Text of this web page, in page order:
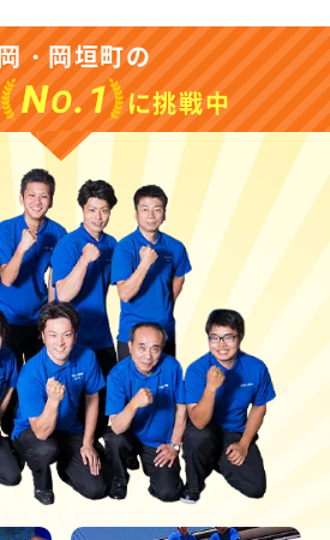
・岡垣町の
NO.1 に挑戦中